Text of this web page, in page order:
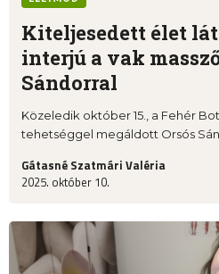
Kiteljesedett élet
interjú a vak
Sándorral
Közeledik október 15., a Fehér
tehetséggel megáldott Orsós
Gátasné Szatmári Valéria
2025. október 10.